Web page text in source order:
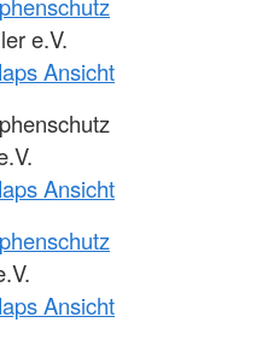
e.V.
Ansicht
Ansicht
Ansicht